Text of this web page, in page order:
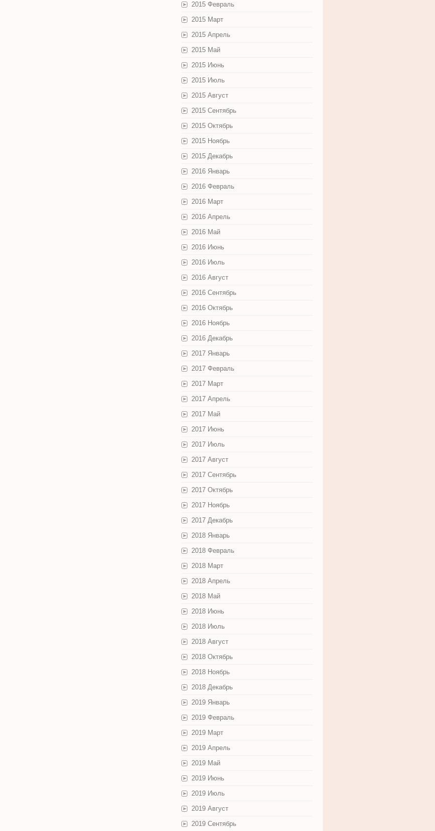
2015 Февраль
2015 Март
2015 Апрель
2015 Май
2015 Июнь
2015 Июль
2015 Август
2015 Сентябрь
2015 Октябрь
2015 Ноябрь
2015 Декабрь
2016 Январь
2016 Февраль
2016 Март
2016 Апрель
2016 Май
2016 Июнь
2016 Июль
2016 Август
2016 Сентябрь
2016 Октябрь
2016 Ноябрь
2016 Декабрь
2017 Январь
2017 Февраль
2017 Март
2017 Апрель
2017 Май
2017 Июнь
2017 Июль
2017 Август
2017 Сентябрь
2017 Октябрь
2017 Ноябрь
2017 Декабрь
2018 Январь
2018 Февраль
2018 Март
2018 Апрель
2018 Май
2018 Июнь
2018 Июль
2018 Август
2018 Октябрь
2018 Ноябрь
2018 Декабрь
2019 Январь
2019 Февраль
2019 Март
2019 Апрель
2019 Май
2019 Июнь
2019 Июль
2019 Август
2019 Сентябрь